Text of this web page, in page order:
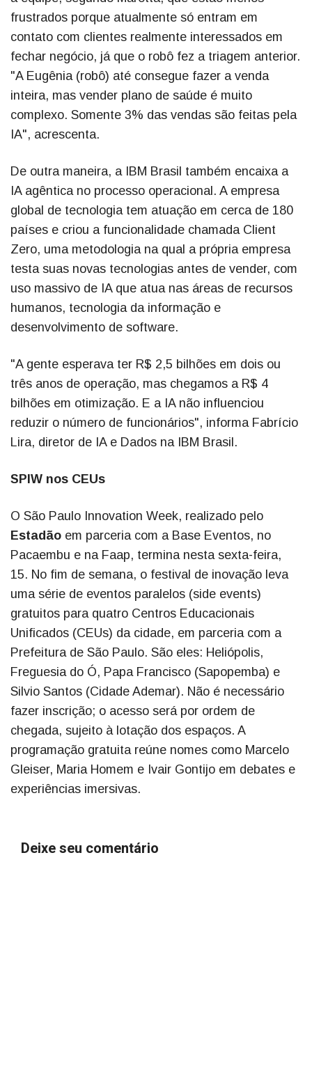
frustrados porque atualmente só entram em
contato com clientes realmente interessados em
fechar negócio, já que o robô fez a triagem anterior.
"A Eugênia (robô) até consegue fazer a venda
inteira, mas vender plano de saúde é muito
complexo. Somente 3% das vendas são feitas pela
IA", acrescenta.
De outra maneira, a IBM Brasil também encaixa a
IA agêntica no processo operacional. A empresa
global de tecnologia tem atuação em cerca de 180
países e criou a funcionalidade chamada Client
Zero, uma metodologia na qual a própria empresa
testa suas novas tecnologias antes de vender, com
uso massivo de IA que atua nas áreas de recursos
humanos, tecnologia da informação e
desenvolvimento de software.
"A gente esperava ter R$ 2,5 bilhões em dois ou
três anos de operação, mas chegamos a R$ 4
bilhões em otimização. E a IA não influenciou
reduzir o número de funcionários", informa Fabrício
Lira, diretor de IA e Dados na IBM Brasil.
SPIW nos CEUs
O São Paulo Innovation Week, realizado pelo
Estadão em parceria com a Base Eventos, no
Pacaembu e na Faap, termina nesta sexta-feira,
15. No fim de semana, o festival de inovação leva
uma série de eventos paralelos (side events)
gratuitos para quatro Centros Educacionais
Unificados (CEUs) da cidade, em parceria com a
Prefeitura de São Paulo. São eles: Heliópolis,
Freguesia do Ó, Papa Francisco (Sapopemba) e
Silvio Santos (Cidade Ademar). Não é necessário
fazer inscrição; o acesso será por ordem de
chegada, sujeito à lotação dos espaços. A
programação gratuita reúne nomes como Marcelo
Gleiser, Maria Homem e Ivair Gontijo em debates e
experiências imersivas.
Deixe seu comentário